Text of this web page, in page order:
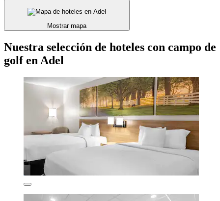
Mostrar mapa
Nuestra selección de hoteles con campo de
golf en Adel